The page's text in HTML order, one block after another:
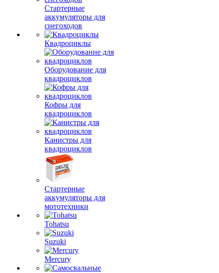
Стартерные
аккумуляторы для
снегоходов
Квадроциклы
Оборудование для
квадроциклов
Кофры для
квадроциклов
Канистры для
квадроциклов
Стартерные
аккумуляторы для
мототехники
Tohatsu
Suzuki
Mercury